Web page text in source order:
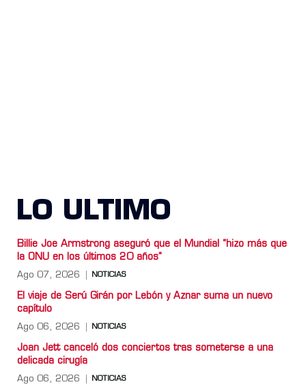
LO ULTIMO
Billie Joe Armstrong aseguró que el Mundial “hizo más que
la ONU en los últimos 20 años”
Ago 07, 2026 NOTICIAS
El viaje de Serú Girán por Lebón y Aznar suma un nuevo
capítulo
Ago 06, 2026 NOTICIAS
Joan Jett canceló dos conciertos tras someterse a una
delicada cirugía
Ago 06, 2026 NOTICIAS